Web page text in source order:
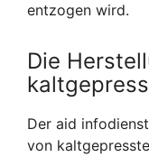
entzogen wird.
Die
Der aid
von